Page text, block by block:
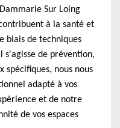
Sur Loing
à la santé et
biais de techniques
s'agisse de prévention,
nous nous
adapté à vos
et de notre
de vos espaces